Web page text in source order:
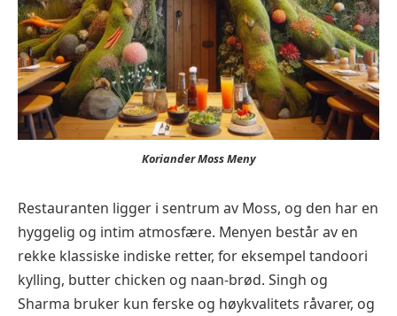
Koriander Moss Meny
Restauranten ligger i sentrum av Moss, og den har en
hyggelig og intim atmosfære. Menyen består av en
rekke klassiske indiske retter, for eksempel tandoori
kylling, butter chicken og naan-brød. Singh og
Sharma bruker kun ferske og høykvalitets råvarer, og